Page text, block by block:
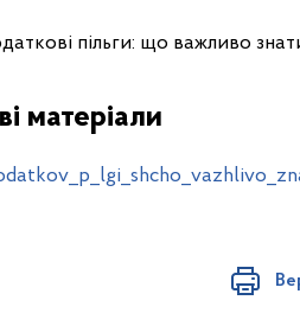
пільги: що важливо
матеріали